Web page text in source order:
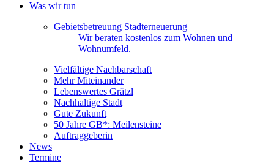
Was wir tun
Gebietsbetreuung Stadterneuerung
Wir beraten kostenlos zum Wohnen und
Wohnumfeld.
Vielfältige Nachbarschaft
Mehr Miteinander
Lebenswertes Grätzl
Nachhaltige Stadt
Gute Zukunft
50 Jahre GB*: Meilensteine
Auftraggeberin
News
Termine